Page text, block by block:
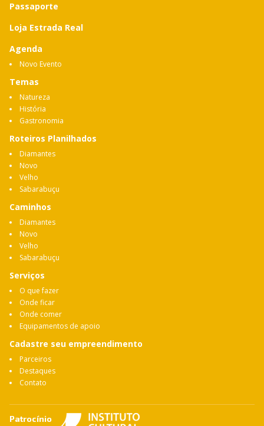
Passaporte
Loja Estrada Real
Agenda
Novo Evento
Temas
Natureza
História
Gastronomia
Roteiros Planilhados
Diamantes
Novo
Velho
Sabarabuçu
Caminhos
Diamantes
Novo
Velho
Sabarabuçu
Serviços
O que fazer
Onde ficar
Onde comer
Equipamentos de apoio
Cadastre seu empreendimento
Parceiros
Destaques
Contato
Patrocínio